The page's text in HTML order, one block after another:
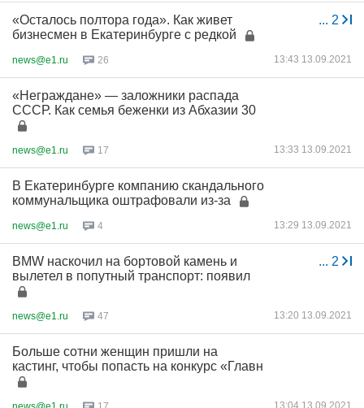
... 2
«Осталось полтора года». Как живет
бизнесмен в Екатеринбурге с редкой
news@e1.ru 26 13:43 13.09.2021
«Неграждане» — заложники распада
СССР. Как семья беженки из Абхазии 30
news@e1.ru 17 13:33 13.09.2021
В Екатеринбурге компанию скандального
коммунальщика оштрафовали из-за
news@e1.ru 4 13:29 13.09.2021
... 2
BMW наскочил на бортовой камень и
вылетел в попутный транспорт: появил
news@e1.ru 47 13:20 13.09.2021
Больше сотни женщин пришли на
кастинг, чтобы попасть на конкурс «Главн
13:04 13.09.2021